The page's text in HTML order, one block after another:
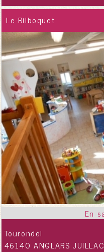
Le Bilboquet
Tourondel
46140 ANGLARS JUILLAC